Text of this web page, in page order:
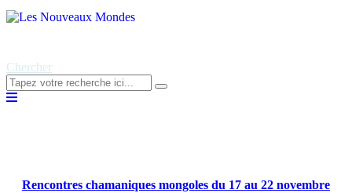
Chercher
Rencontres chamaniques mongoles du 17 au 22 novembre